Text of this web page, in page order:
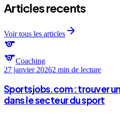
Articles recents
Voir tous les articles arrow_forward
sports
sportsCoaching
27 janvier 20262 min de lecture
Sportsjobs.com : trouver
dans le secteur du sport